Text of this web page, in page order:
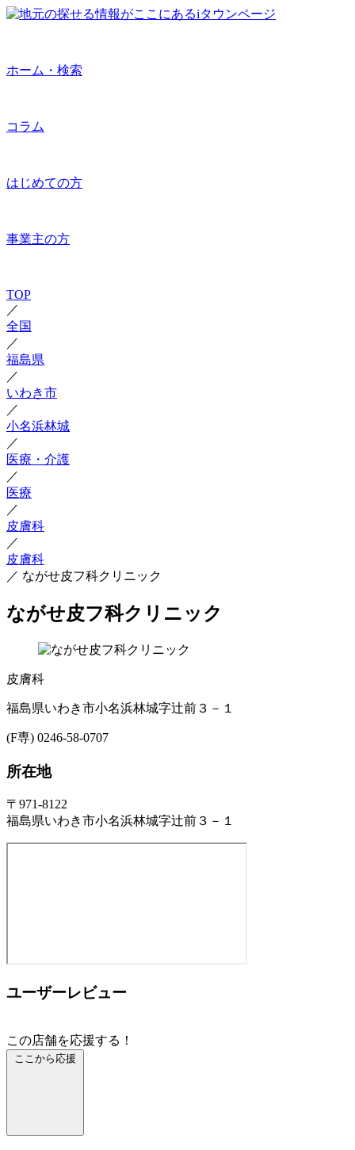
ホーム・検索
コラム
はじめての方
事業主の方
TOP
／
全国
／
福島県
／
いわき市
／
小名浜林城
／
医療・介護
／
医療
／
皮膚科
／
皮膚科
／ ながせ皮フ科クリニック
ながせ皮フ科クリニック
皮膚科
福島県いわき市小名浜林城字辻前３－１
(F専) 0246-58-0707
所在地
〒971-8122
福島県いわき市小名浜林城字辻前３－１
ユーザーレビュー
この店舗を応援する！
ここから応援